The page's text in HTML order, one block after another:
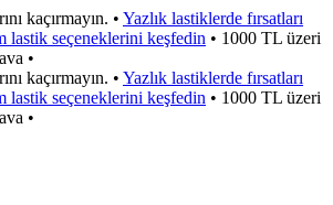
kaçırmayın. • Yazlık lastiklerde fırsatları
lastik seçeneklerini keşfedin • 1000 TL üzeri
•
kaçırmayın. • Yazlık lastiklerde fırsatları
lastik seçeneklerini keşfedin • 1000 TL üzeri
•